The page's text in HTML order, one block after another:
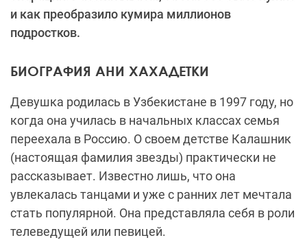
и как преобразило кумира миллионов
подростков.
БИОГРАФИЯ АНИ ХАХАДЕТКИ
Девушка родилась в Узбекистане в 1997 году, но
когда она училась в начальных классах семья
переехала в Россию. О своем детстве Калашник
(настоящая фамилия звезды) практически не
рассказывает. Известно лишь, что она
увлекалась танцами и уже с ранних лет мечтала
стать популярной. Она представляла себя в роли
телеведущей или певицей.